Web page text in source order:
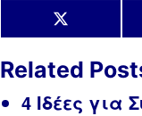
Share
on
X
(Twitter)
Related
4 Ιδέες για